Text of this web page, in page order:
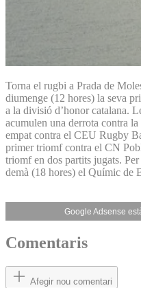
Torna el rugbi a Prada de
diumenge (12 hores) la seva
a la divisió d’honor catalana.
acumulen una derrota contra
empat contra el CEU Rugby
primer triomf contra el CN
triomf en dos partits jugats.
demà (18 hores) el Químic de
Google Adsense
Comentaris
Afegir nou comentari